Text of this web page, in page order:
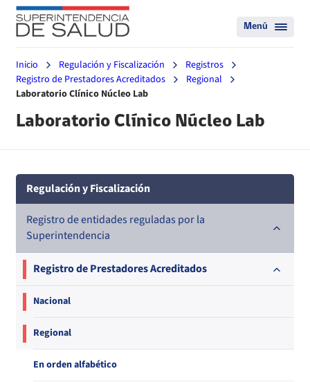
Menú
Inicio Regulación y Fiscalización
Registros
Registro de Prestadores Acreditados
Regional
Laboratorio Clínico Núcleo Lab
Laboratorio Clínico Núcleo Lab
Regulación y Fiscalización
Registro de entidades reguladas por la
Superintendencia
Registro de Prestadores Acreditados
Nacional
Regional
En orden alfabético